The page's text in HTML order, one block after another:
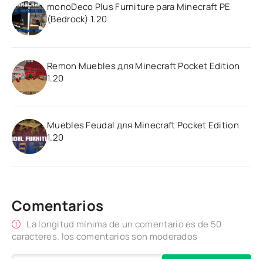
monoDeco Plus Furniture para Minecraft PE
(Bedrock) 1.20
Remon Muebles для Minecraft Pocket Edition
1.20
Muebles Feudal для Minecraft Pocket Edition
1.20
Comentarios
La longitud mínima de un comentario es de 50
caracteres. los comentarios son moderados